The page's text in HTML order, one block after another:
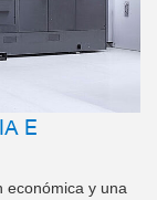
E
económica y una